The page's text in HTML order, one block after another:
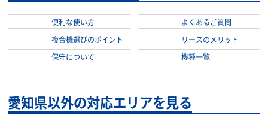
便利な使い方
よくあるご質問
複合機選びのポイント
リースのメリット
保守について
機種一覧
愛知県以外の対応エリアを見る